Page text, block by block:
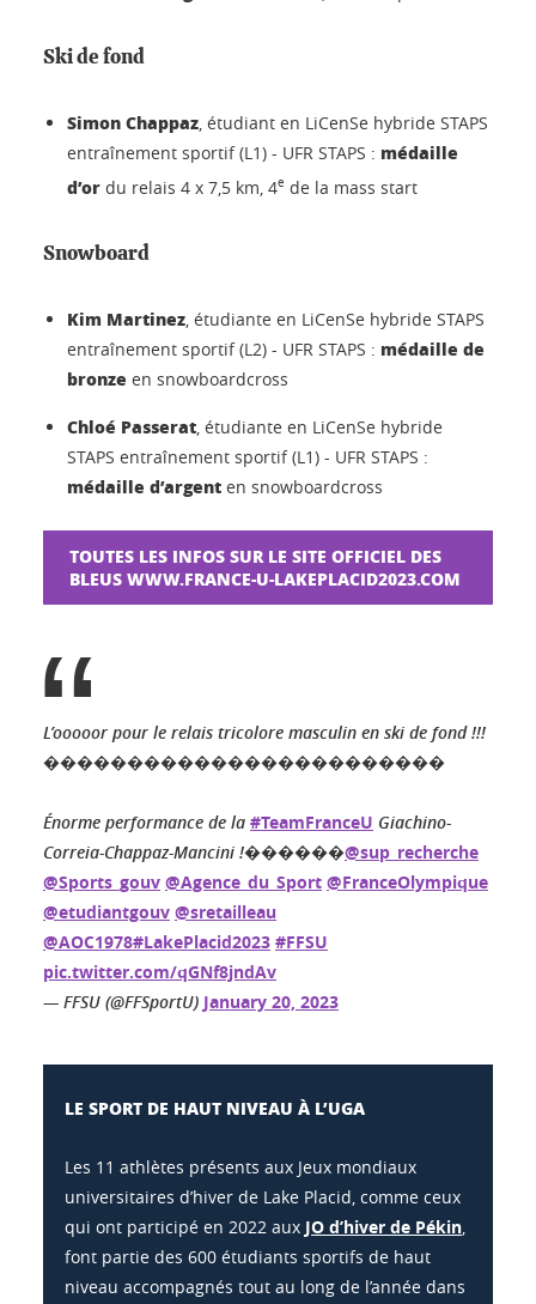
Ski de fond
Simon Chappaz, étudiant en LiCenSe hybride STAPS
entraînement sportif (L1) - UFR STAPS : médaille
d’or du relais 4 x 7,5 km, 4e de la mass start
Snowboard
Kim Martinez, étudiante en LiCenSe hybride STAPS
entraînement sportif (L2) - UFR STAPS : médaille de
bronze en snowboardcross
Chloé Passerat, étudiante en LiCenSe hybride
STAPS entraînement sportif (L1) - UFR STAPS :
médaille d’argent en snowboardcross
TOUTES LES INFOS SUR LE SITE OFFICIEL DES
BLEUS WWW.FRANCE-U-LAKEPLACID2023.COM
L’ooooor pour le relais tricolore masculin en ski de fond !!!
������������������������
Énorme performance de la #TeamFranceU Giachino-
Correia-Chappaz-Mancini !������@sup_recherche
@Sports_gouv @Agence_du_Sport @FranceOlympique
@etudiantgouv @sretailleau
@AOC1978#LakePlacid2023 #FFSU
pic.twitter.com/qGNf8jndAv
— FFSU (@FFSportU) January 20, 2023
LE SPORT DE HAUT NIVEAU À L’UGA
Les 11 athlètes présents aux Jeux mondiaux
universitaires d’hiver de Lake Placid, comme ceux
qui ont participé en 2022 aux JO d’hiver de Pékin,
font partie des 600 étudiants sportifs de haut
niveau accompagnés tout au long de l’année dans